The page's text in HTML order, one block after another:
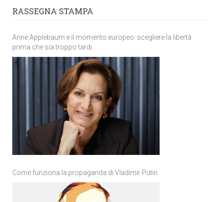
RASSEGNA STAMPA
Anne Applebaum e il momento europeo: scegliere la libertà
prima che sia troppo tardi
Come funziona la propaganda di Vladimir Putin